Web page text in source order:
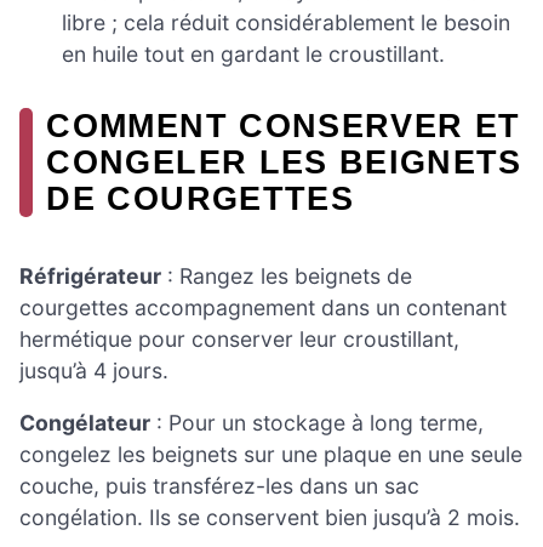
libre ; cela réduit considérablement le besoin
en huile tout en gardant le croustillant.
COMMENT CONSERVER ET
CONGELER LES BEIGNETS
DE COURGETTES
Réfrigérateur : Rangez les beignets de
courgettes accompagnement dans un contenant
hermétique pour conserver leur croustillant,
jusqu’à 4 jours.
Congélateur : Pour un stockage à long terme,
congelez les beignets sur une plaque en une seule
couche, puis transférez-les dans un sac
congélation. Ils se conservent bien jusqu’à 2 mois.